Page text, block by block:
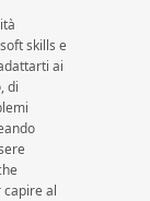
skills e
ai
di
al